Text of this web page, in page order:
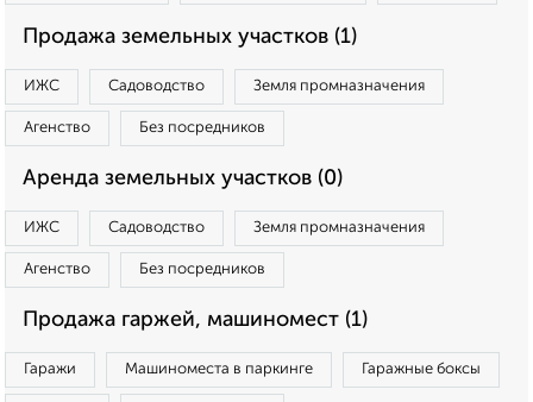
Продажа земельных участков (1)
ИЖС Садоводство Земля промназначения
Агенство Без посредников
Аренда земельных участков (0)
ИЖС Садоводство Земля промназначения
Агенство Без посредников
Продажа гаржей, машиномест (1)
Гаражи Машиноместа в паркинге Гаражные боксы